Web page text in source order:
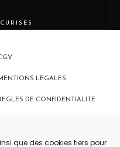
que des cookies tiers pour
LEGALES
DE CONFIDENTIALITE